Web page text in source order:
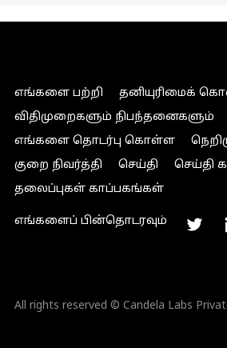
எங்களை பற்றி
தனியுரிமைக்
விதிமுறைகளும் நிபந்தனைகளும்
எங்களை தொடர்பு கொள்ள
குறை நிவர்த்தி
செய்தி
செய்தி
தலைப்புகள் காப்பகங்கள்
எங்களைப் பின்தொடரவும்
All rights reserved © Candela Labs